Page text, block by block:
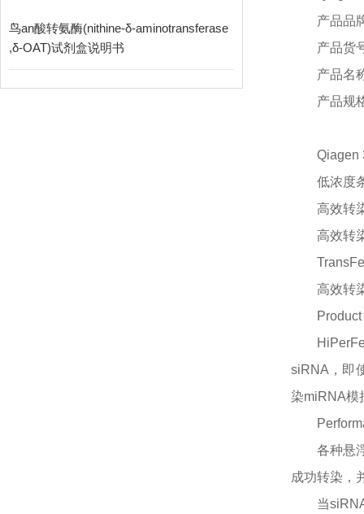
鸟an酸转氨酶(nithine-δ-aminotransferase
,δ-OAT)试剂盒说明书
产品品
产品货
产品名
产品规
Qiagen
低浓度
高效转
高效转
高效转
siRNA，即
染miRNA模
各种悬
成功转染，
当